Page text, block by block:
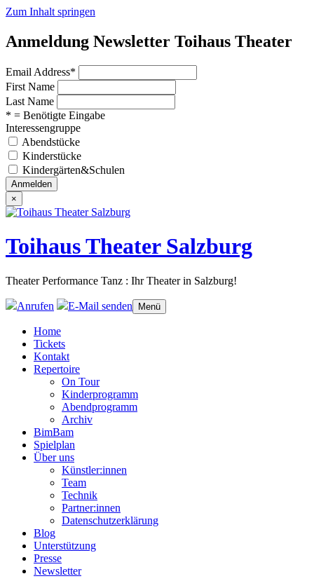
Zum Inhalt springen
Anmeldung Newsletter Toihaus Theater
Email Address*
First Name
Last Name
* = Benötigte Eingabe
Interessengruppe
Abendstücke
Kinderstücke
Kindergärten&Schulen
×
Toihaus Theater Salzburg
Theater Performance Tanz : Ihr Theater in Salzburg!
Anrufen E-Mail senden Menü
Home
Tickets
Kontakt
Repertoire
On Tour
Kinderprogramm
Abendprogramm
Archiv
BimBam
Spielplan
Über uns
Künstler:innen
Team
Technik
Partner:innen
Datenschutzerklärung
Blog
Unterstützung
Presse
Newsletter